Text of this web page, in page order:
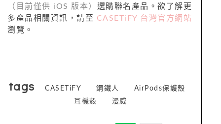
（目前僅供 iOS 版本） 選購聯名產品。欲了解更
多產品相關資訊，請至 CASETiFY 台灣官方網站
瀏覽。
tags CASETiFY 鋼鐵人
AirPods保護殼
耳機殼
漫威